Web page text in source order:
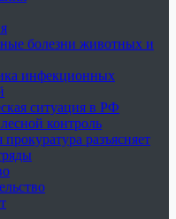
болезни животных и
инфекционных
ситуация в РФ
контроль
разъясняет